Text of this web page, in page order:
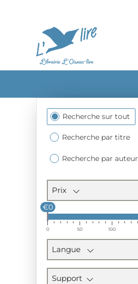
Section
des
filtres
Recherche sur tout
Recherche par titre
Recherche par auteur
Prix
€0
0 50 100
Langue
Support